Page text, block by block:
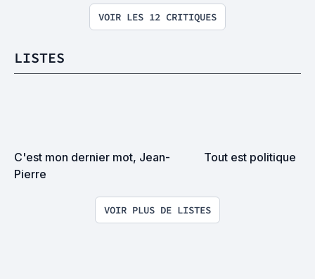
VOIR LES 12 CRITIQUES
LISTES
C'est mon dernier mot, Jean-
Pierre
Tout est politique
VOIR PLUS DE LISTES